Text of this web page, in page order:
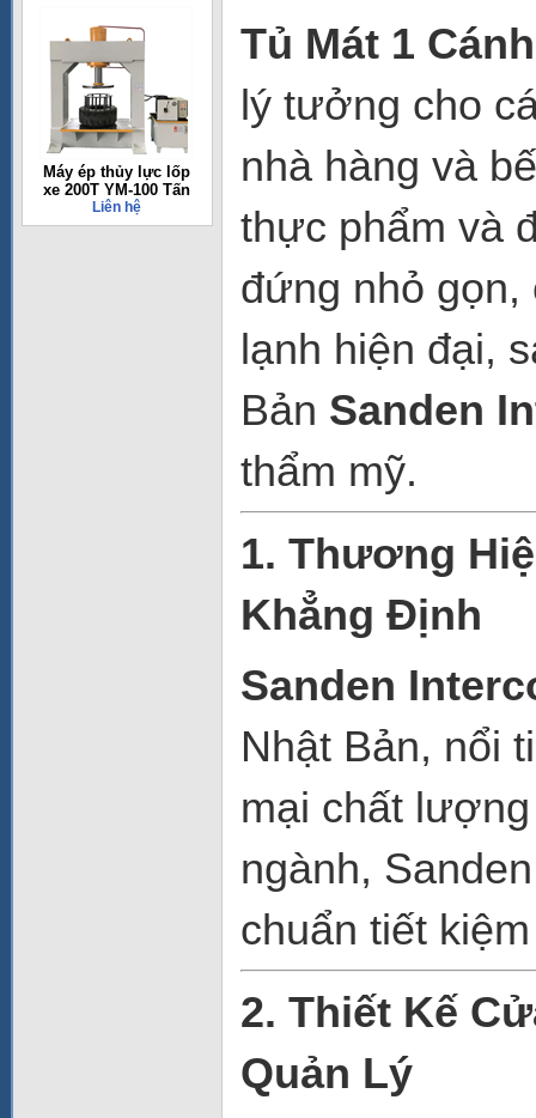
Máy ép thủy lực lốp
xe 200T YM-100 Tấn
Liên hệ
Tủ Mát 1
lý tưởng cho
nhà hàng và
thực phẩm và
đứng nhỏ gọn,
lạnh hiện đại,
Bản Sanden
thẩm mỹ.
1. Thương
Khẳng Định
Sanden
Nhật Bản, nổi
mại chất
ngành,
chuẩn tiết
2. Thiết Kế
Quản Lý